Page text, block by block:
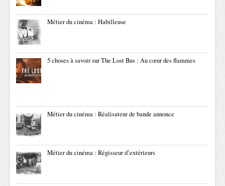
Métier du cinéma : Habilleuse
5 choses à savoir sur The Lost Bus : Au cœur des flammes
Métier du cinéma : Réalisateur de bande annonce
Métier du cinéma : Régisseur d’extérieurs